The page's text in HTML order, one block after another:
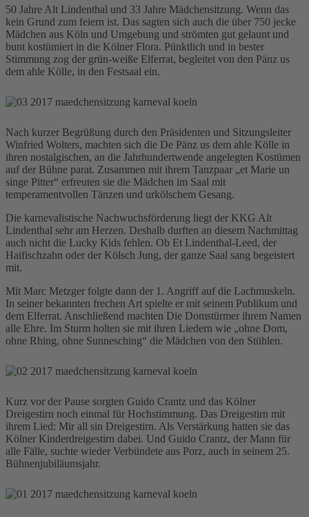
50 Jahre Alt Lindenthal und 33 Jahre Mädchensitzung. Wenn das
kein Grund zum feiern ist. Das sagten sich auch die über 750 jecke
Mädchen aus Köln und Umgebung und strömten gut gelaunt und
bunt kostümiert in die Kölner Flora. Pünktlich und in bester
Stimmung zog der grün-weiße Elferrat, begleitet von den Pänz us
dem ahle Kölle, in den Festsaal ein.
Nach kurzer Begrüßung durch den Präsidenten und Sitzungsleiter
Winfried Wolters, machten sich die De Pänz us dem ahle Kölle in
ihren nostalgischen, an die Jahrhundertwende angelegten Kostümen
auf der Bühne parat. Zusammen mit ihrem Tanzpaar „et Marie un
singe Pitter“ erfreuten sie die Mädchen im Saal mit
temperamentvollen Tänzen und urkölschem Gesang.
Die karnevalistische Nachwuchsförderung liegt der KKG Alt
Lindenthal sehr am Herzen. Deshalb durften an diesem Nachmittag
auch nicht die Lucky Kids fehlen. Ob Et Lindenthal-Leed, der
Haifischzahn oder der Kölsch Jung, der ganze Saal sang begeistert
mit.
Mit Marc Metzger folgte dann der 1. Angriff auf die Lachmuskeln.
In seiner bekannten frechen Art spielte er mit seinem Publikum und
dem Elferrat. Anschließend machten Die Domstürmer ihrem Namen
alle Ehre. Im Sturm holten sie mit ihren Liedern wie „ohne Dom,
ohne Rhing, ohne Sunnesching“ die Mädchen von den Stühlen.
Kurz vor der Pause sorgten Guido Crantz und das Kölner
Dreigestirn noch einmal für Hochstimmung. Das Dreigestirn mit
ihrem Lied: Mir all sin Dreigestirn. Als Verstärkung hatten sie das
Kölner Kinderdreigestirn dabei. Und Guido Crantz, der Mann für
alle Fälle, suchte wieder Verbündete aus Porz, auch in seinem 25.
Bühnenjubiläumsjahr.